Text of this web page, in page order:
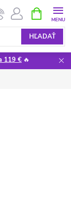
HĽADAŤ
KOŠÍK
119 € 🔥